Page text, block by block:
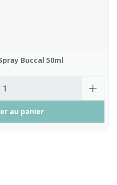
Buccal 50ml
au panier